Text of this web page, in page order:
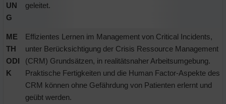
UN
G
geleitet.
ME
TH
ODI
K
Effizientes Lernen im Management von Critical Incidents,
unter Berücksichtigung der Crisis Ressource Management
(CRM) Grundsätzen, in realitätsnaher Arbeitsumgebung.
Praktische Fertigkeiten und die Human Factor-Aspekte des
CRM können ohne Gefährdung von Patienten erlernt und
geübt werden.